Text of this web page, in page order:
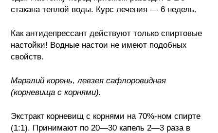
стакана теплой воды. Курс лечения — 6 недель.
Как антидепрессант действуют только спиртовые
настойки! Водные настои не имеют подобных
свойств.
Маралий корень, левзея сафлоровидная
(корневища с корнями).
Экстракт корневищ с корнями на 70%-ном спирте
(1:1). Принимают по 20—30 капель 2—3 раза в